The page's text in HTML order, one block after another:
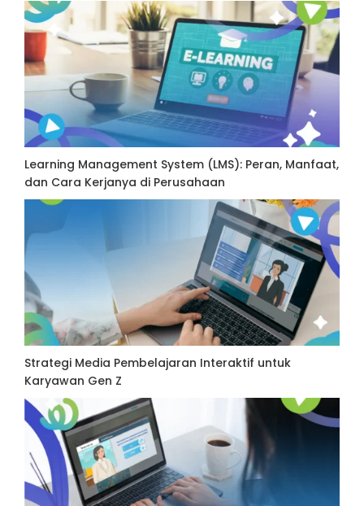
Learning Management System (LMS): Peran, Manfaat,
dan Cara Kerjanya di Perusahaan
Strategi Media Pembelajaran Interaktif untuk
Karyawan Gen Z